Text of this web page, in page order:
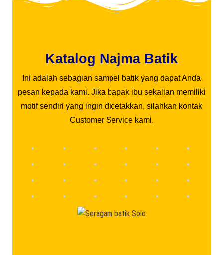
Katalog Najma Batik
Ini adalah sebagian sampel batik yang dapat Anda
pesan kepada kami. Jika bapak ibu sekalian memiliki
motif sendiri yang ingin dicetakkan, silahkan kontak
Customer Service kami.